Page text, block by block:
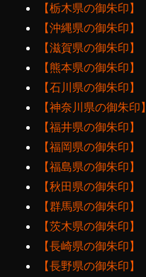
【栃木県の御朱印】
【沖縄県の御朱印】
【滋賀県の御朱印】
【熊本県の御朱印】
【石川県の御朱印】
【神奈川県の御朱印】
【福井県の御朱印】
【福岡県の御朱印】
【福島県の御朱印】
【秋田県の御朱印】
【群馬県の御朱印】
【茨木県の御朱印】
【長崎県の御朱印】
【長野県の御朱印】